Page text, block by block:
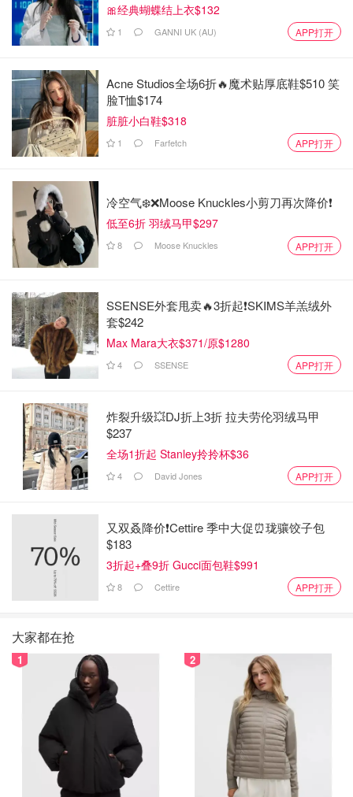
🎀经典蝴蝶结上衣$132
1 GANNI UK (AU) APP打开
Acne Studios全场6折🔥魔术贴厚底鞋$510 笑
脸T恤$174
脏脏小白鞋$318
1 Farfetch APP打开
冷空气❄️❌️Moose Knuckles小剪刀再次降价❗️
低至6折 羽绒马甲$297
8 Moose Knuckles APP打开
SSENSE外套甩卖🔥3折起❗SKIMS羊羔绒外
套$242
Max Mara大衣$371/原$1280
4 SSENSE APP打开
炸裂升级💥DJ折上3折 拉夫劳伦羽绒马甲
$237
全场1折起 Stanley拎拎杯$36
4 David Jones APP打开
又双叒降价❗️Cettire 季中大促⏰珑骧饺子包
$183
3折起+叠9折 Gucci面包鞋$991
8 Cettire APP打开
大家都在抢
1 2